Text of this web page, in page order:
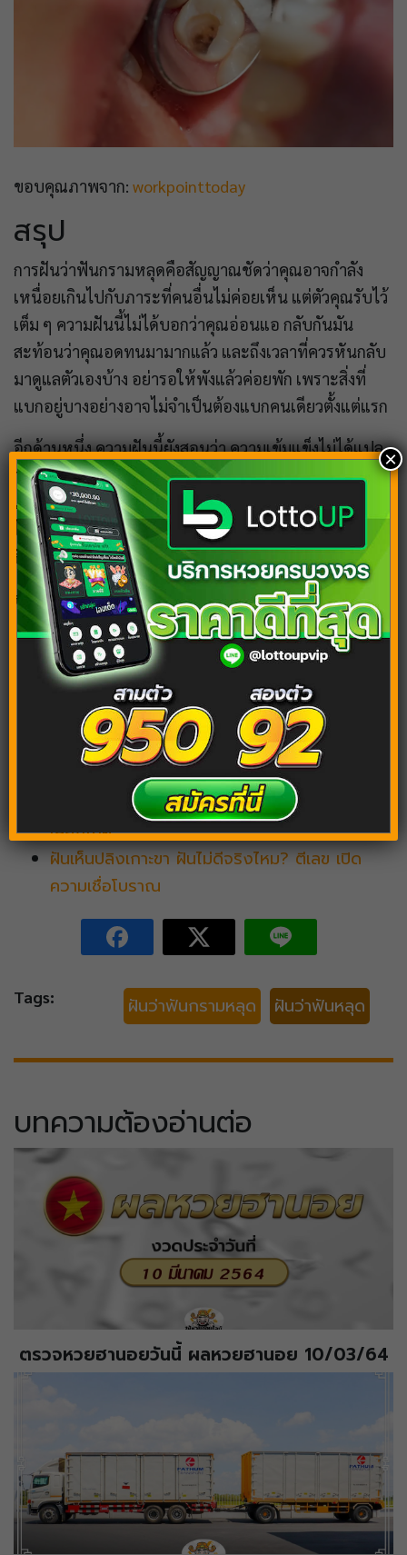
ขอบคุณภาพจาก: workpointtoday
สรุป
การฝันว่าฟันกรามหลุดคือสัญญาณชัดว่าคุณอาจกำลัง
เหนื่อยเกินไปกับภาระที่คนอื่นไม่ค่อยเห็น แต่ตัวคุณรับไว้
เต็ม ๆ ความฝันนี้ไม่ได้บอกว่าคุณอ่อนแอ กลับกันมัน
สะท้อนว่าคุณอดทนมามากแล้ว และถึงเวลาที่ควรหันกลับ
มาดูแลตัวเองบ้าง อย่ารอให้พังแล้วค่อยพัก เพราะสิ่งที่
แบกอยู่บางอย่างอาจไม่จำเป็นต้องแบกคนเดียวตั้งแต่แรก
อีกด้านหนึ่ง ความฝันนี้ยังสอนว่า ความเข้มแข็งไม่ได้แปล
ว่าต้องทนทุกอย่างโดยไม่ขอความช่วยเหลือ หากคุณกล้า
แบ่งเบา กล้าพูด และกล้าวางสิ่งที่เกินกำลังลงบ้าง ชีวิตจะ
ไม่เพียงเบาขึ้น แต่ยังมั่นคงขึ้นในระยะยาวด้วย เพราะพลัง
ที่แท้จริงมาจากการรู้ขีดจำกัดและดูแลตัวเองให้เป็น
บทความแนะนำ
ฝันว่ามีคนบอกเลข ผีบอกเลข กำลังจะได้รับโชค
จริงไหม?
ฝันว่าฝนตก ฝันเห็นฝนตกหนัก ฝันแบบนี้หมายถึง?
ตีเลข เช็กดวง 2569
ฝันว่าปลูกผัก ทำสวน ส่องคำทำนาย เผยเลขเด่น
เลขมงคลจากฝัน
ฝันว่าได้ทองคำ ฝันเรียกทรัพย์ พร้อมแนวทาง
เสี่ยงโชค
ฝันเห็นปลิงเกาะขา ฝันไม่ดีจริงไหม? ตีเลข เปิด
ความเชื่อโบราณ
Tags: ฝันว่าฟันกรามหลุด ฝันว่าฟันหลุด
บทความต้องอ่านต่อ
ตรวจหวยฮานอยวันนี้ ผลหวยฮานอย 10/03/64
×